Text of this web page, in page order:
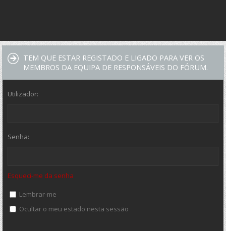
TEM QUE ESTAR REGISTADO E LIGADO PARA VER OS
MEMBROS DA EQUIPA DE RESPONSÁVEIS DO FÓRUM.
Utilizador:
Senha:
Esqueci-me da senha
Lembrar-me
Ocultar o meu estado nesta sessão